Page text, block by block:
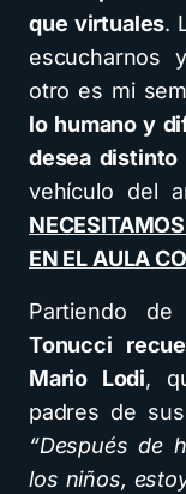
que virtuales.
escucharnos
otro es mi
lo humano y
desea distinto
vehículo del
EN EL AULA
Partiendo
Tonucci
Mario Lodi,
padres de
“Después de
los niños,